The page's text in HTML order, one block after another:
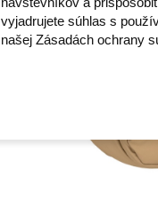
vyjadrujete súhlas s
našej Zásadách ochrany